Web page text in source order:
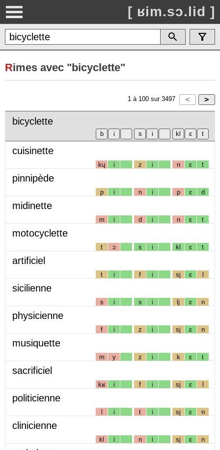
[ ʁim.sɔ.lid ]
Rimes avec "bicyclette"
1 à 100 sur 3497
bicyclette
cuisinette
kɥ i z i n ɛ t
pinnipède
p i n i p ɛ d
midinette
m i d i n ɛ t
motocyclette
t ɔ s i kl ɛ t
artificiel
t i f i sj ɛ l
sicilienne
s i s i lj ɛ n
physicienne
f i z i sj ɛ n
musiquette
m y z i k ɛ t
sacrificiel
kʁ i f i sj ɛ l
politicienne
l i t i sj ɛ n
clinicienne
kl i n i sj ɛ n